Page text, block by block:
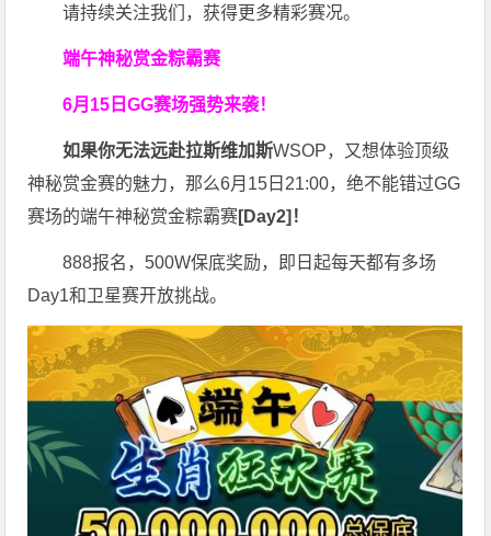
请持续关注我们，获得更多精彩赛况。
端午神秘赏金粽霸赛
6月15日GG赛场强势来袭！
如果你无法远赴拉斯维加斯WSOP，又想体验顶级
神秘赏金赛的魅力，那么6月15日21:00，绝不能错过GG
赛场的端午神秘赏金粽霸赛[Day2]！
888报名，500W保底奖励，即日起每天都有多场
Day1和卫星赛开放挑战。